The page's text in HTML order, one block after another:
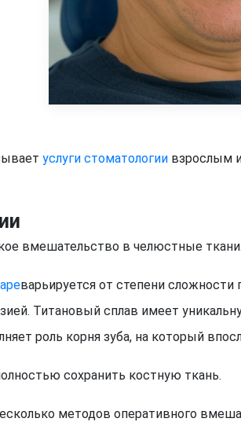
услуги стоматологии взрослым
вмешательство в челюстные
варьируется от степени
Титановый сплав имеет
роль корня зуба, на который
сохранить костную ткань.
методов оперативного